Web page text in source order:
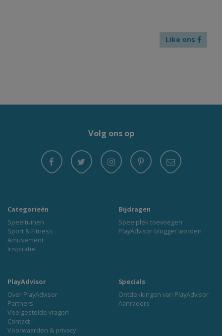
Like ons
Volg ons op
Categorieën
Speeltuinen
Sport & Fitness
Amusement
Inspiratie
Bijdragen
Speelplek toevoegen
PlayAdvisor blogger worden
PlayAdvisor
Over PlayAdvisor
Partners
Veelgestelde vragen
Contact
Voorwaarden & privacy
Specials
Ontdekkingen van PlayAdvisor
Aanraders